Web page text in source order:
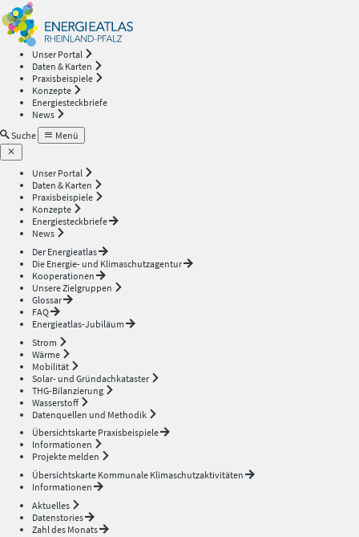
Unser Portal
Daten & Karten
Praxisbeispiele
Konzepte
Energiesteckbriefe
News
Suche
Menü
Unser Portal
Daten & Karten
Praxisbeispiele
Konzepte
Energiesteckbriefe
News
Der Energieatlas
Die Energie- und Klimaschutzagentur
Kooperationen
Unsere Zielgruppen
Glossar
FAQ
Energieatlas-Jubiläum
Strom
Wärme
Mobilität
Solar- und Gründachkataster
THG-Bilanzierung
Wasserstoff
Datenquellen und Methodik
Übersichtskarte Praxisbeispiele
Informationen
Projekte melden
Übersichtskarte Kommunale Klimaschutzaktivitäten
Informationen
Aktuelles
Datenstories
Zahl des Monats